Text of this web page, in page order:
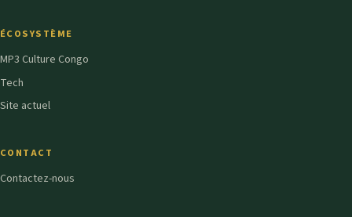
ÉCOSYSTÈME
MP3 Culture Congo
Tech
Site actuel
CONTACT
Contactez-nous